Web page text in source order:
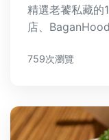
精選老饕私藏的
店、
答，助你輕鬆規
759次瀏覽